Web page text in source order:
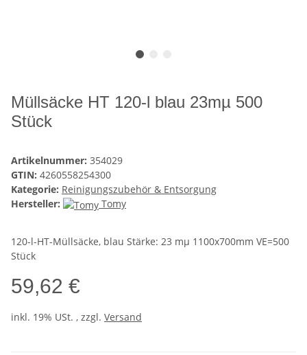
Müllsäcke HT 120-l blau 23mµ 500
Stück
Artikelnummer: 354029
GTIN: 4260558254300
Kategorie: Reinigungszubehör & Entsorgung
Hersteller:
Tomy
120-l-HT-Müllsäcke, blau Stärke: 23 mµ 1100x700mm VE=500
Stück
59,62 €
inkl. 19% USt. , zzgl. Versand